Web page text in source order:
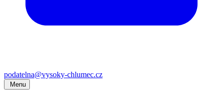
podatelna@vysoky-chlumec.cz
Menu